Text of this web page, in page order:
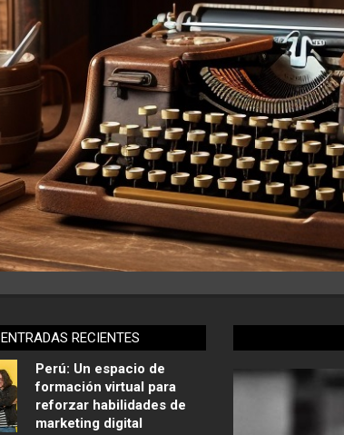
ENTRADAS RECIENTES
Perú: Un espacio de
formación virtual para
reforzar habilidades de
marketing digital